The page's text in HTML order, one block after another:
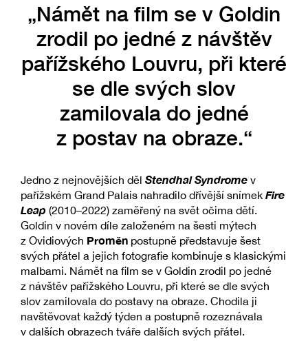
„Námět na film se v Goldin
zrodil po jedné z návštěv
pařížského Louvru, při které
se dle svých slov
zamilovala do jedné
z postav na obraze.“
Jedno z nejnovějších děl Stendhal Syndrome v
pařížském Grand Palais nahradilo dřívější snímek Fire
Leap (2010–2022) zaměřený na svět očima dětí.
Goldin v novém díle založeném na šesti mýtech
z Ovidiových Proměn postupně představuje šest
svých přátel a jejich fotografie kombinuje s klasickými
malbami. Námět na film se v Goldin zrodil po jedné
z návštěv pařížského Louvru, při které se dle svých
slov zamilovala do postavy na obraze. Chodila ji
navštěvovat každý týden a postupně rozeznávala
v dalších obrazech tváře dalších svých přátel.